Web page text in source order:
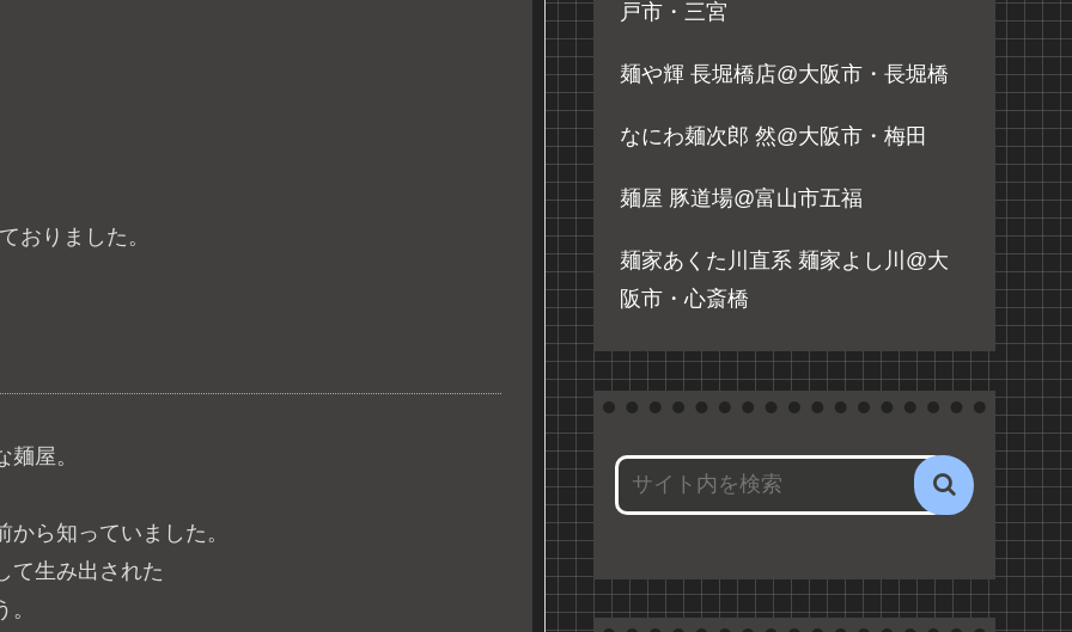
おりました。
屋。
ら知っていました。
て生み出された
戸市・三宮
麺や輝 長堀橋店@大阪市・長堀橋
なにわ麺次郎 然@大阪市・梅田
麺屋 豚道場@富山市五福
麺家あくた川直系 麺家よし川@大
阪市・心斎橋